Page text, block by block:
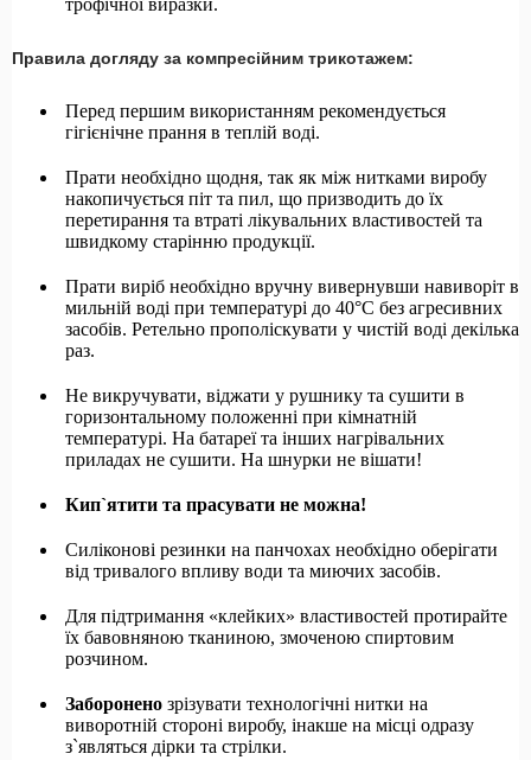
трофічної виразки.
Правила догляду за компресійним трикотажем:
Перед першим використанням рекомендується
гігієнічне прання в теплій воді.
Прати необхідно щодня, так як між нитками виробу
накопичується піт та пил, що призводить до їх
перетирання та втраті лікувальних властивостей та
швидкому старінню продукції.
Прати виріб необхідно вручну вивернувши навиворіт в
мильній воді при температурі до 40°С без агресивних
засобів. Ретельно прополіскувати у чистій воді декілька
раз.
Не викручувати, віджати у рушнику та сушити в
горизонтальному положенні при кімнатній
температурі. На батареї та інших нагрівальних
приладах не сушити. На шнурки не вішати!
Кип`ятити та прасувати не можна!
Силіконові резинки на панчохах необхідно оберігати
від тривалого впливу води та миючих засобів.
Для підтримання «клейких» властивостей протирайте
їх бавовняною тканиною, змоченою спиртовим
розчином.
Заборонено зрізувати технологічні нитки на
виворотній стороні виробу, інакше на місці одразу
з`являться дірки та стрілки.